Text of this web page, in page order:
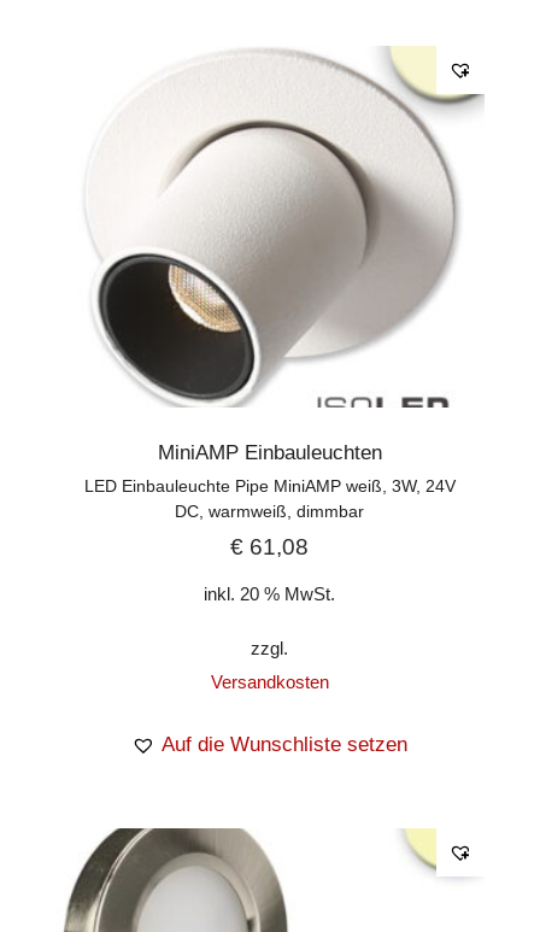
MiniAMP Einbauleuchten
LED Einbauleuchte Pipe MiniAMP weiß, 3W, 24V
DC, warmweiß, dimmbar
€ 61,08
inkl. 20 % MwSt.
zzgl.
Versandkosten
Auf die Wunschliste setzen